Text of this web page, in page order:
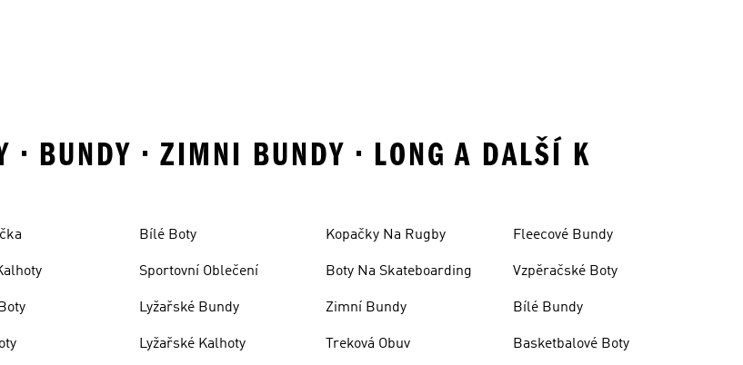
• BUNDY • ZIMNI BUNDY • LONG A DALŠÍ K
Bílé Boty
Sportovní Oblečení
Lyžařské Bundy
Lyžařské Kalhoty
Kopačky Na Rugby
Boty Na Skateboarding
Zimní Bundy
Treková Obuv
Fleecové Bundy
Vzpěračské Boty
Bílé Bundy
Basketbalové Boty